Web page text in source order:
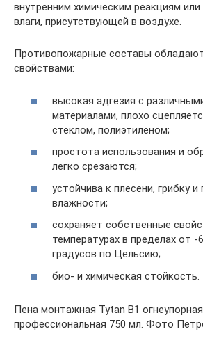
внутренним химическим реакциям
влаги, присутствующей в воздухе.
Противопожарные составы
свойствами:
высокая адгезия с
материалами, плохо
стеклом, полиэтиленом;
простота использования и
легко срезаются;
устойчива к плесени, грибку
влажности;
сохраняет собственные
температурах в пределах от -
градусов по Цельсию;
био- и химическая стойкость.
Пена монтажная Tytan B1 огнеупорная
профессиональная 750 мл. Фото